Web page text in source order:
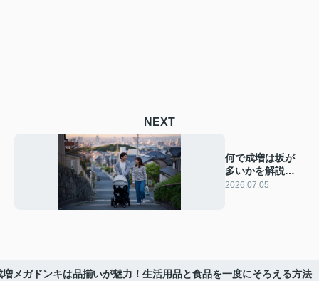
NEXT
何で成増は坂が
多いかを解説！
地形と暮らしへ
2026.07.05
増メガドンキは品揃いが魅力！生活用品と食品を一度にそろえる方法